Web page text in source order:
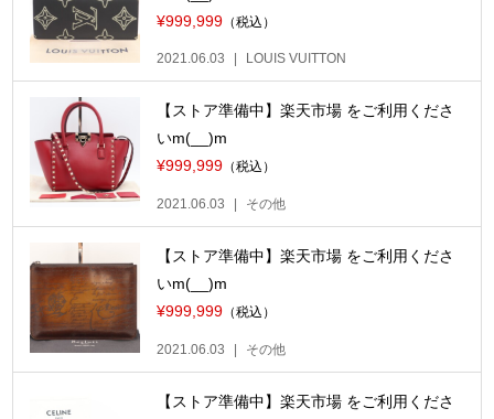
¥999,999 （税込）
2021.06.03 LOUIS VUITTON
【ストア準備中】楽天市場 をご利用くださ
いm(__)m
¥999,999 （税込）
2021.06.03 その他
【ストア準備中】楽天市場 をご利用くださ
いm(__)m
¥999,999 （税込）
2021.06.03 その他
【ストア準備中】楽天市場 をご利用くださ